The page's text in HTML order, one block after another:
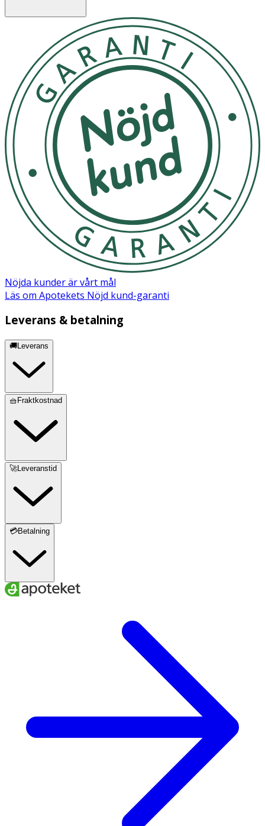
Nöjda kunder är vårt mål
Läs om Apotekets Nöjd kund-garanti
Leverans & betalning
🚚Leverans
🧺Fraktkostnad
🚀Leveranstid
💳Betalning